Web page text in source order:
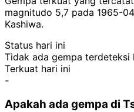
magnitudo 5,7 pada 1965-
Kashiwa.
Status hari ini
Tidak ada gempa terdeteksi
Terkuat hari ini
-
Apakah ada gempa di